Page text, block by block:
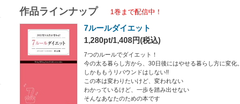
合わせてボディメイクも行う。
これさえ身に付ければ、もう他のダイエットは要りません。
まさに「最後のダイエット」なのです！
作品ラインナップ 1巻まで配信中！
7ルールダイエット
1,280pt/1,408円(税込)
7つのルールでダイエット！
今の太る暮らし方から、30日後にはやせる暮らし方に変化。
しかももうリバウンドはしない!!
この本は変わりたいけど、変われない
わかっているけど、一歩を踏み出せない
そんなあなたのための本です